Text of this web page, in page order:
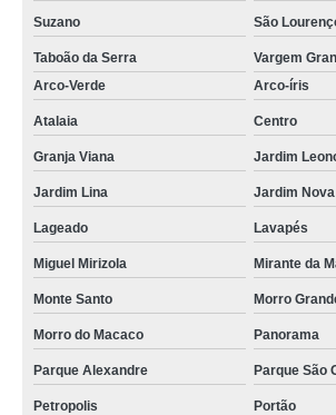
Suzano São
Taboão da Serra
Vargem
Arco-Verde
Arco-íris
Atalaia Centro
Granja Viana Jardim
Jardim Lina Jardim
Lageado Lavapés
Miguel Mirizola Mirante da
Monte Santo Morro
Morro do Macaco Panorama
Parque Alexandre Parque São
Petropolis Portão